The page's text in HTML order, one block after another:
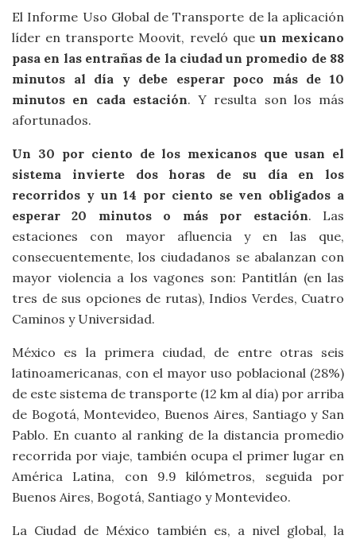
El Informe Uso Global de Transporte de la aplicación
líder en transporte Moovit, reveló que un mexicano
pasa en las entrañas de la ciudad un promedio de 88
minutos al día y debe esperar poco más de 10
minutos en cada estación. Y resulta son los más
afortunados.
Un 30 por ciento de los mexicanos que usan el
sistema invierte dos horas de su día en los
recorridos y un 14 por ciento se ven obligados a
esperar 20 minutos o más por estación. Las
estaciones con mayor afluencia y en las que,
consecuentemente, los ciudadanos se abalanzan con
mayor violencia a los vagones son: Pantitlán (en las
tres de sus opciones de rutas), Indios Verdes, Cuatro
Caminos y Universidad.
México es la primera ciudad, de entre otras seis
latinoamericanas, con el mayor uso poblacional (28%)
de este sistema de transporte (12 km al día) por arriba
de Bogotá, Montevideo, Buenos Aires, Santiago y San
Pablo. En cuanto al ranking de la distancia promedio
recorrida por viaje, también ocupa el primer lugar en
América Latina, con 9.9 kilómetros, seguida por
Buenos Aires, Bogotá, Santiago y Montevideo.
La Ciudad de México también es, a nivel global, la